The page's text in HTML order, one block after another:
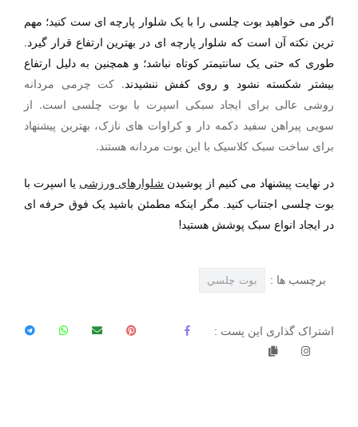
اگر می خواهید بوت چلسی را با یک شلوار پارچه ای ست کنید؛ مهم
ترین نکته آن است که شلوار پارچه ای در بهترین ارتفاع قرار گیرد.
طوری که حتی یک سانتیمتر کوتاه نباشد؛ و همچنین به دلیل ارتفاع
بیشتر شکسته نشود و روی کفش ننشیدند. کت چرمی مردانه
روشی عالی برای ایجاد سبکی اسپرت با بوت چلسی است. از
سویی پیراهن سفید دکمه دار و کراوات های نازک، بهترین پیشنهاد
برای ساخت سبک کلاسیک با این بوت مردانه هستند.
در نهایت پیشنهاد می کنیم از پوشیدن شلوارهای ورزشی یا اسپرت با
بوت چلسی اجتناب کنید. مگر اینکه مطمئن باشید یک فوق حرفه ای
در ایجاد انواع سبک پوشش هستید!
برچسب ها : بوت چلسي
اشتراک گذاری این پست :